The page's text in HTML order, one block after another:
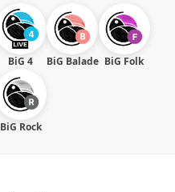
BiG 4 BiG Balade BiG Folk
BiG Rock